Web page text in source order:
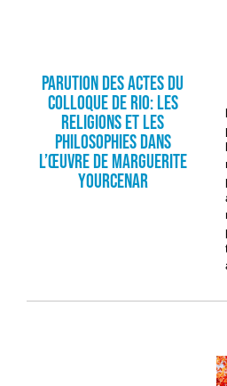
Parution des Actes du
colloque de Rio: Les
religions et les
philosophies dans
l’œuvre de Marguerite
Yourcenar